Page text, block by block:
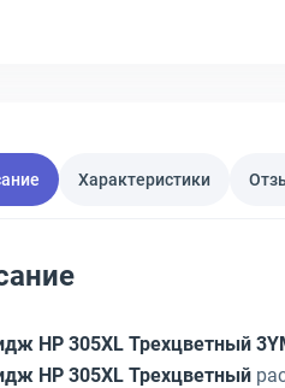
Характеристики
HP 305XL Трехцветный
HP 305XL Трехцветный